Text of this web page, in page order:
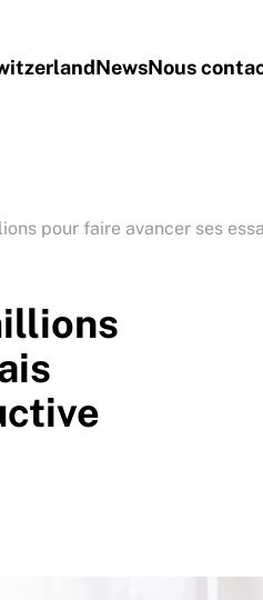
NewsNous
pour faire avancer ses